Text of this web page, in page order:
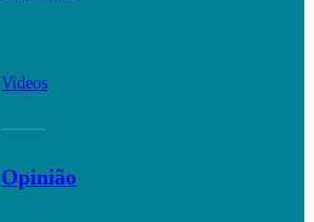
Videos
Opinião